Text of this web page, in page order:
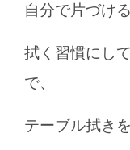
自分で片づける
拭く習慣に し
で、
テーブル拭き